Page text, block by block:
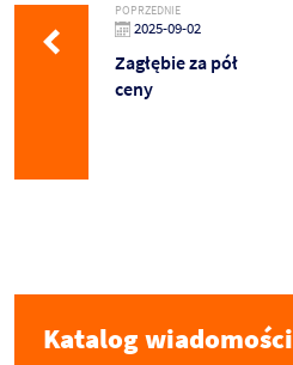
POPRZEDNIE
2025-09-02
Zagłębie za pół
ceny
Katalog wiadomości